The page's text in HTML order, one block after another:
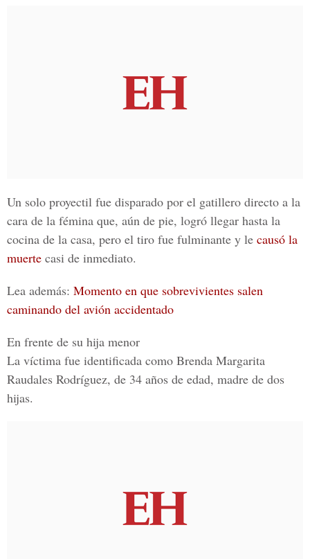
Un solo proyectil fue disparado por el gatillero directo a la
cara de la fémina que, aún de pie, logró llegar hasta la
cocina de la casa, pero el tiro fue fulminante y le causó la
muerte casi de inmediato.
Lea además: Momento en que sobrevivientes salen
caminando del avión accidentado
En frente de su hija menor
La víctima fue identificada como Brenda Margarita
Raudales Rodríguez, de 34 años de edad, madre de dos
hijas.